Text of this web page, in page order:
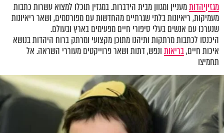
מגזיןיהדותמעניין ומגוון מבית הידברות. במגזין תוכלו למצוא עשרות כתבות
מעמיקות, ריאיונות בלתי שגרתיים מהחדשות עם מפורסמים, ושאר ריאיונות
שנערכו עם אנשים בעלי סיפורי חיים מפעימים בארץ ובעולם.
היכנסו לכתבות מרתקות ותיהנו מתוכן מקצועי ומרתק ברוח היהדות בנושא
איכות חיים,בריאותונפש, דתות ושאר פרוייקטים מעוררי השראה. אל
תחמיצו